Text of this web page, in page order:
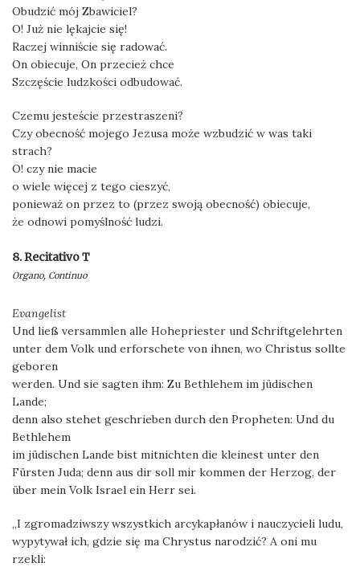
Obudzić mój Zbawiciel?
O! Już nie lękajcie się!
Raczej winniście się radować.
On obiecuje, On przecież chce
Szczęście ludzkości odbudować.
Czemu jesteście przestraszeni?
Czy obecność mojego Jezusa może wzbudzić w was taki
strach?
O! czy nie macie
o wiele więcej z tego cieszyć,
ponieważ on przez to (przez swoją obecność) obiecuje,
że odnowi pomyślność ludzi.
8. Recitativo T
Organo, Continuo
Evangelist
Und ließ versammlen alle Hohepriester und Schriftgelehrten
unter dem Volk und erforschete von ihnen, wo Christus sollte
geboren
werden. Und sie sagten ihm: Zu Bethlehem im jüdischen
Lande;
denn also stehet geschrieben durch den Propheten: Und du
Bethlehem
im jüdischen Lande bist mitnichten die kleinest unter den
Fürsten Juda; denn aus dir soll mir kommen der Herzog, der
über mein Volk Israel ein Herr sei.
„I zgromadziwszy wszystkich arcykapłanów i nauczycieli ludu,
wypytywał ich, gdzie się ma Chrystus narodzić? A oni mu
rzekli: